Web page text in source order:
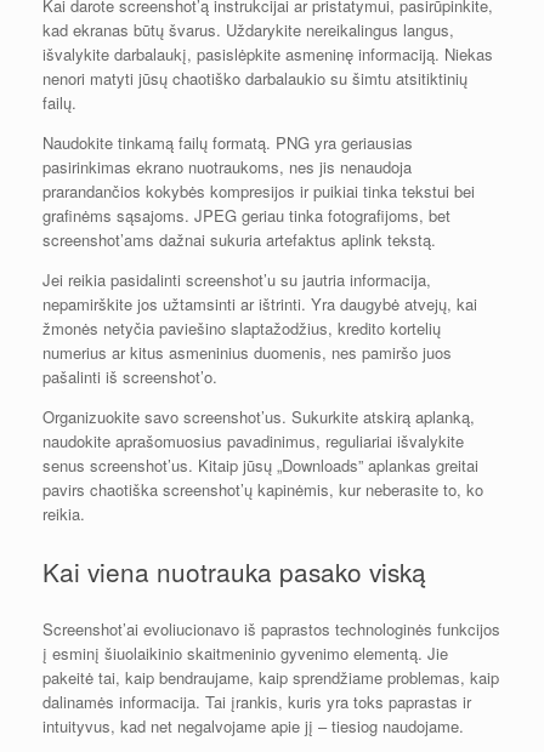
Kai darote screenshot’ą instrukcijai ar pristatymui, pasirūpinkite,
kad ekranas būtų švarus. Uždarykite nereikalingus langus,
išvalykite darbalaukį, pasislėpkite asmeninę informaciją. Niekas
nenori matyti jūsų chaotiško darbalaukio su šimtu atsitiktinių
failų.
Naudokite tinkamą failų formatą. PNG yra geriausias
pasirinkimas ekrano nuotraukoms, nes jis nenaudoja
prarandančios kokybės kompresijos ir puikiai tinka tekstui bei
grafinėms sąsajoms. JPEG geriau tinka fotografijoms, bet
screenshot’ams dažnai sukuria artefaktus aplink tekstą.
Jei reikia pasidalinti screenshot’u su jautria informacija,
nepamirškite jos užtamsinti ar ištrinti. Yra daugybė atvejų, kai
žmonės netyčia paviešino slaptažodžius, kredito kortelių
numerius ar kitus asmeninius duomenis, nes pamiršo juos
pašalinti iš screenshot’o.
Organizuokite savo screenshot’us. Sukurkite atskirą aplanką,
naudokite aprašomuosius pavadinimus, reguliariai išvalykite
senus screenshot’us. Kitaip jūsų „Downloads” aplankas greitai
pavirs chaotiška screenshot’ų kapinėmis, kur neberasite to, ko
reikia.
Kai viena nuotrauka pasako viską
Screenshot’ai evoliucionavo iš paprastos technologinės funkcijos
į esminį šiuolaikinio skaitmeninio gyvenimo elementą. Jie
pakeitė tai, kaip bendraujame, kaip sprendžiame problemas, kaip
dalinamės informacija. Tai įrankis, kuris yra toks paprastas ir
intuityvus, kad net negalvojame apie jį – tiesiog naudojame.